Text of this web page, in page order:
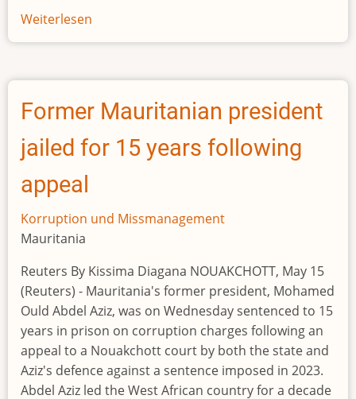
Weiterlesen
Cinquième
écroué
pour
malversations
Former Mauritanian president
jailed for 15 years following
appeal
Korruption und Missmanagement
Mauritania
Reuters By Kissima Diagana NOUAKCHOTT, May 15
(Reuters) - Mauritania's former president, Mohamed
Ould Abdel Aziz, was on Wednesday sentenced to 15
years in prison on corruption charges following an
appeal to a Nouakchott court by both the state and
Aziz's defence against a sentence imposed in 2023.
Abdel Aziz led the West African country for a decade